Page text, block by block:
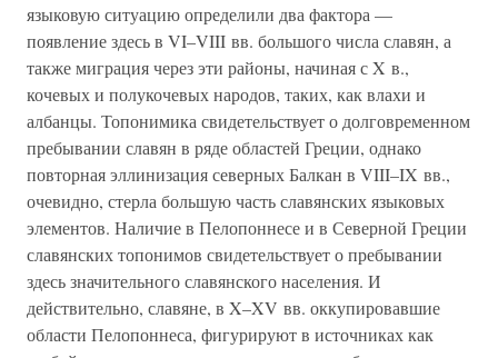
языковую ситуацию определили два фактора —
появление здесь в VI–VIII вв. большого числа славян, а
также миграция через эти районы, начиная с X в.,
кочевых и полукочевых народов, таких, как влахи и
албанцы. Топонимика свидетельствует о долговременном
пребывании славян в ряде областей Греции, однако
повторная эллинизация северных Балкан в VIII–IX вв.,
очевидно, стерла большую часть славянских языковых
элементов. Наличие в Пелопоннесе и в Северной Греции
славянских топонимов свидетельствует о пребывании
здесь значительного славянского населения. И
действительно, славяне, в X–XV вв. оккупировавшие
области Пелопоннеса, фигурируют в источниках как